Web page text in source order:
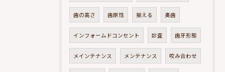
歯の高さ 歯原性 揃える 奥歯
インフォームドコンセント 診査 歯牙形態
メインテナンス メンテナンス 咬み合わせ